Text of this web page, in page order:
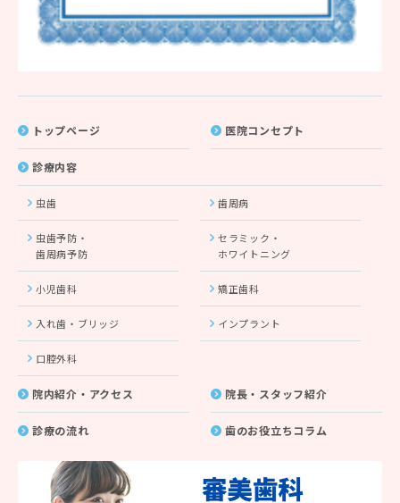
トップページ 医院コンセプト
診療内容
虫歯 歯周病
虫歯予防・
歯周病予防
セラミック・
ホワイトニング
小児歯科 矯正歯科
入れ歯・ブリッジ インプラント
口腔外科
院内紹介・アクセス 院長・スタッフ紹介
診療の流れ 歯のお役立ちコラム